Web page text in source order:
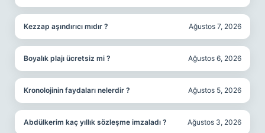
Kezzap aşındırıcı mıdır ? Ağustos 7, 2026
Boyalık plajı ücretsiz mi ? Ağustos 6, 2026
Kronolojinin faydaları nelerdir ? Ağustos 5, 2026
Abdülkerim kaç yıllık sözleşme imzaladı ? Ağustos 3, 2026